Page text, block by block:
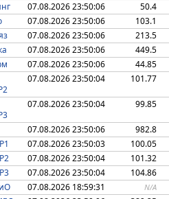
07.08.2026 23:50:06
50.4
07.08.2026 23:50:06
103.1
07.08.2026 23:50:06
213.5
07.08.2026 23:50:06
449.5
07.08.2026 23:50:06 44.85
07.08.2026 23:50:04 101.77
07.08.2026 23:50:04 99.85
07.08.2026 23:50:06
982.8
07.08.2026 23:50:03
100.05
07.08.2026 23:50:04
101.32
07.08.2026 23:50:04
104.86
07.08.2026 18:59:31 N/A